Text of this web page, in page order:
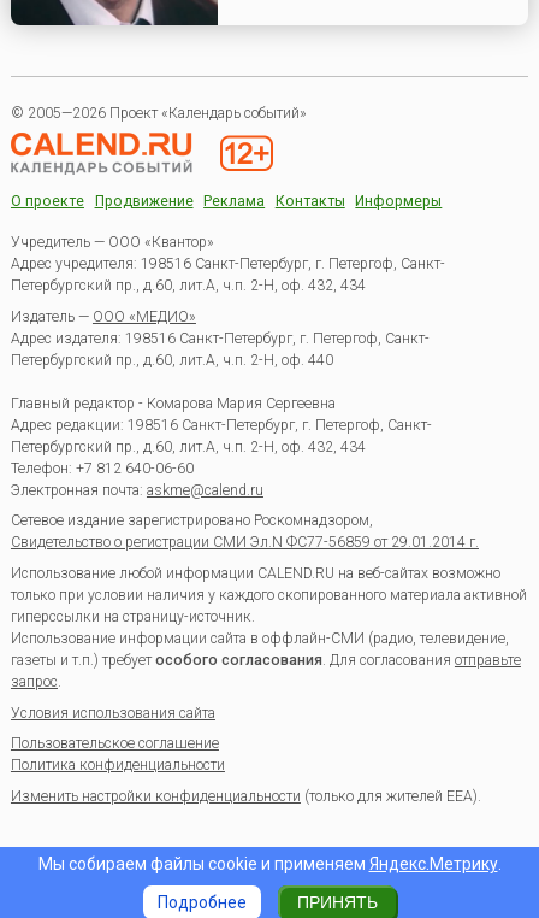
© 2005—2026 Проект «Календарь событий»
О проекте Продвижение Реклама Контакты Информеры
Учредитель — ООО «Квантор»
Адрес учредителя: 198516 Санкт-Петербург, г. Петергоф, Санкт-
Петербургский пр., д.60, лит.А, ч.п. 2-Н, оф. 432, 434
Издатель — ООО «МЕДИО»
Адрес издателя: 198516 Санкт-Петербург, г. Петергоф, Санкт-
Петербургский пр., д.60, лит.А, ч.п. 2-Н, оф. 440
Главный редактор - Комарова Мария Сергеевна
Адрес редакции: 198516 Санкт-Петербург, г. Петергоф Санкт-
Петербургский пр., д.60, лит.А, ч.п. 2-Н, оф. 432, 434
Телефон: +7 812 640-06-60
Электронная почта: askme@calend.ru
Сетевое издание зарегистрировано Роскомнадзором,
Свидетельство о регистрации СМИ Эл.N ФС77-56859 от 29.01.2014 г.
Использование любой информации CALEND.RU на веб-сайтах возможно
только при условии наличия у каждого скопированного материала активной
гиперссылки на страницу-источник.
Использование информации сайта в оффлайн-СМИ (радио, телевидение,
газеты и т.п.) требуетособого согласования. Для согласования отправьте
запрос.
Условия использования сайта
Пользовательское соглашение
Политика конфиденциальности
Изменить настройки конфиденциальности (только для жителей EEA).
Мы собираем файлы cookie и применяем Яндекс.Метрику.
Подробнее
ПРИНЯТЬ